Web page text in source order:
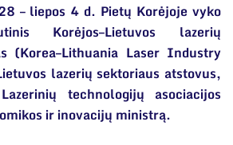
– liepos 4 d. Pietų Korėjoje vyko
Korėjos–Lietuvos lazerių
(Korea–Lithuania Laser Industry
lazerių sektoriaus atstovus,
technologijų asociacijos
ir inovacijų ministrą.